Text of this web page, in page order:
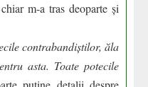
m-a tras deoparte și
contrabandiștilor, ăla
asta. Toate potecile